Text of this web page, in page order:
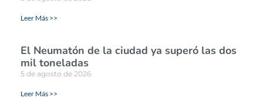
Leer Más >>
El Neumatón de la ciudad ya superó las dos
mil toneladas
5 de agosto de 2026
Leer Más >>